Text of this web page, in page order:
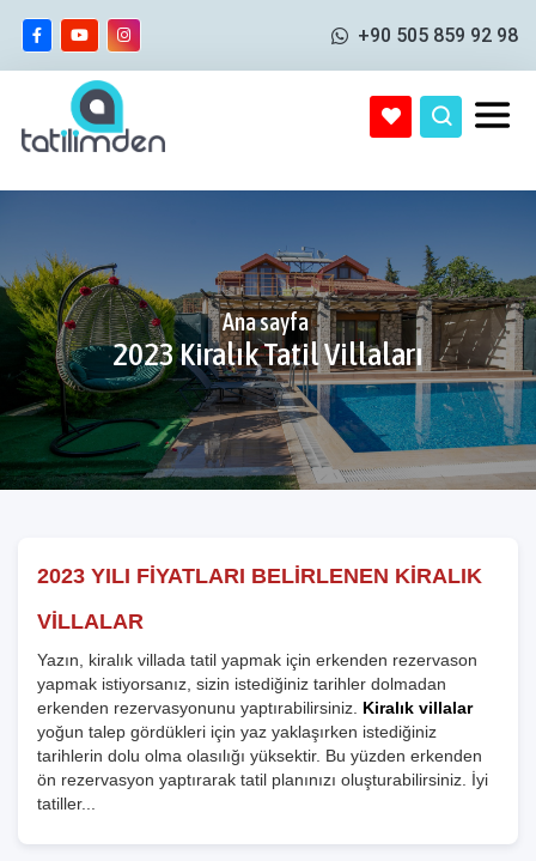
+90 505 859 92 98
Ana sayfa
2023 Kiralık Tatil Villaları
2023 YILI FİYATLARI BELİRLENEN KİRALIK
VİLLALAR
Yazın, kiralık villada tatil yapmak için erkenden rezervason
yapmak istiyorsanız, sizin istediğiniz tarihler dolmadan
erkenden rezervasyonunu yaptırabilirsiniz. Kiralık villalar
yoğun talep gördükleri için yaz yaklaşırken istediğiniz
tarihlerin dolu olma olasılığı yüksektir. Bu yüzden erkenden
ön rezervasyon yaptırarak tatil planınızı oluşturabilirsiniz. İyi
tatiller...